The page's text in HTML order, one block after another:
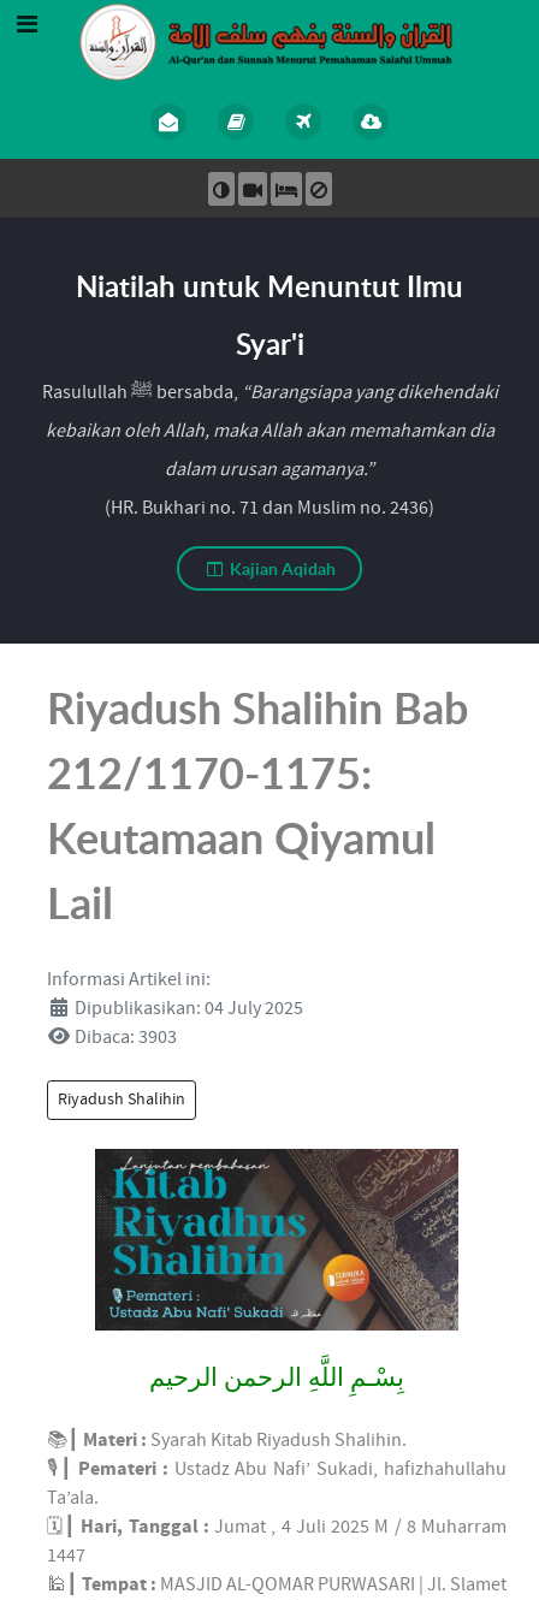
Niatilah untuk Menuntut Ilmu
Syar'i
Rasulullah ﷺ bersabda, “Barangsiapa yang dikehendaki
kebaikan oleh Allah, maka Allah akan memahamkan dia
dalam urusan agamanya.”
(HR. Bukhari no. 71 dan Muslim no. 2436)
Kajian Aqidah
Riyadush Shalihin Bab
212/1170-1175:
Keutamaan Qiyamul
Lail
Informasi Artikel ini:
Dipublikasikan: 04 July 2025
Dibaca: 3903
Riyadush Shalihin
بِسْـمِ اللَّهِ الرحمن الرحيم
📚┃ Materi : Syarah Kitab Riyadush Shalihin.
🎙┃ Pemateri : Ustadz Abu Nafi’ Sukadi, hafizhahullahu
Ta’ala.
🗓┃ Hari, Tanggal : Jumat , 4 Juli 2025 M / 8 Muharram
1447
🕌┃ Tempat : MASJID AL-QOMAR PURWASARI | Jl. Slamet